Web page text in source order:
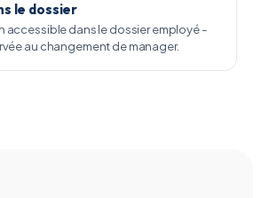
le dossier
accessible dans le dossier employé -
au changement de manager.